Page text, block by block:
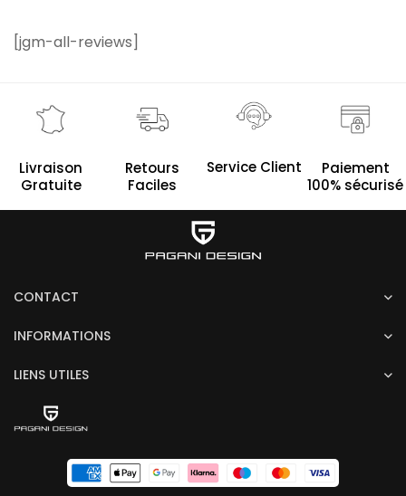
[jgm-all-reviews]
Livraison
Gratuite
Retours
Faciles
Service Client
Paiement
100% sécurisé
CONTACT
INFORMATIONS
LIENS UTILES